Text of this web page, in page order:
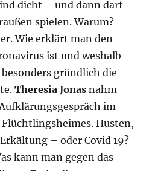
dicht – und dann darf
spielen. Warum?
Wie erklärt man den
ist und weshalb
gründlich die
Theresia Jonas nahm
im
Husten,
– oder Covid 19?
kann man gegen das